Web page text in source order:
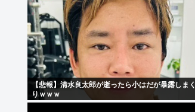
【悲報】清水良太郎が逝ったら小はだが暴露しまく
りｗｗｗ